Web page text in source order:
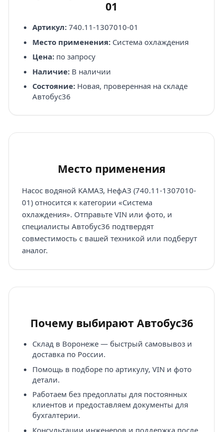
01
Артикул:740.11-1307010-01
Место применения:Система охлаждения
Цена:по запросу
Наличие:В наличии
Состояние:Новая, проверенная на складе
Автобус36
Место применения
Насос водяной КАМАЗ, НефАЗ (740.11-1307010-
01) относится к категории «Система
охлаждения». Отправьте VIN или фото, и
специалисты Автобус36 подтвердят
совместимость с вашей техникой или подберут
аналог.
Почему выбирают Автобус36
Склад в Воронеже — быстрый самовывоз и
доставка по России.
Помощь в подборе по артикулу, VIN и фото
детали.
Работаем без предоплаты для постоянных
клиентов и предоставляем документы для
бухгалтерии.
Консультации инженеров и поддержка после